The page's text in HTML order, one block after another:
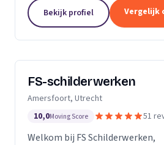
Bekijk profiel Vergelijk
FS-schilderwerken
Amersfoort, Utrecht
10,0Moving Score 51
Welkom bij FS Schilderwerken,